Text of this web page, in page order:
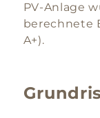
PV-Anlage
berechnete
A+).